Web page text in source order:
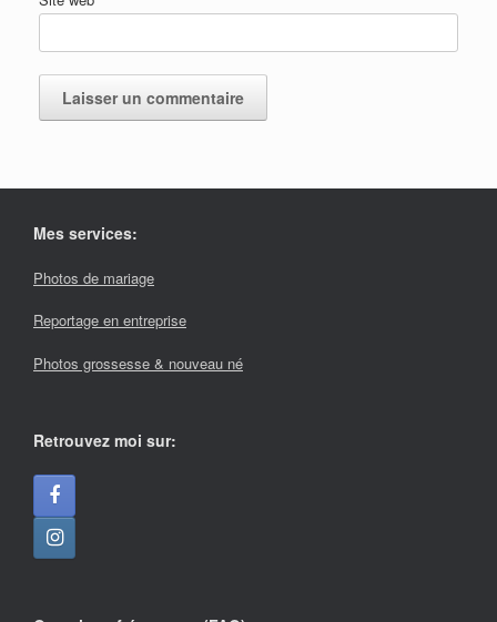
Mes services:
Photos de mariage
Reportage en entreprise
Photos grossesse & nouveau né
Retrouvez moi sur: